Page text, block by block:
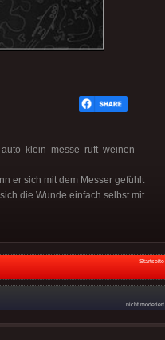
klein messe ruft weinen
er sich mit dem Messer gefühlt
die Wunde einfach selbst mit
Startseite
nicht moderiert